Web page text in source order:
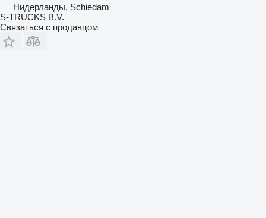
Нидерланды, Schiedam
S-TRUCKS B.V.
Связаться с продавцом